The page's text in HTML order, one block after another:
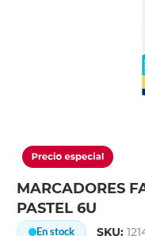
MARCADORES
PASTEL 6U
En stock SKU: